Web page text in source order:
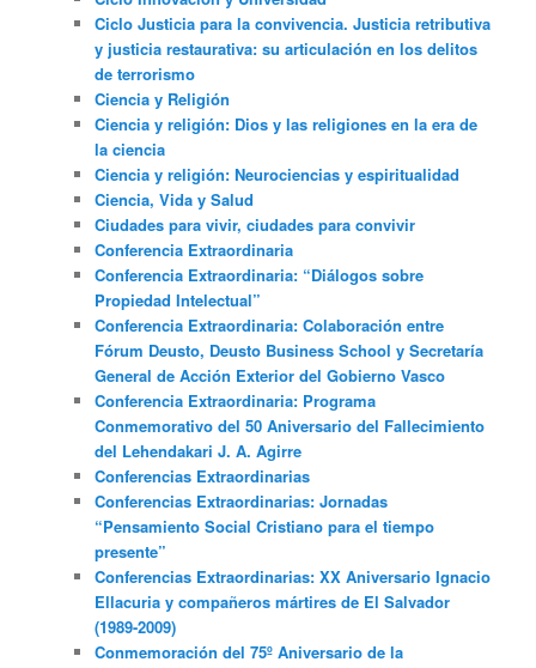
Ciclo Justicia para la convivencia. Justicia retributiva
y justicia restaurativa: su articulación en los delitos
de terrorismo
Ciencia y Religión
Ciencia y religión: Dios y las religiones en la era de
la ciencia
Ciencia y religión: Neurociencias y espiritualidad
Ciencia, Vida y Salud
Ciudades para vivir, ciudades para convivir
Conferencia Extraordinaria
Conferencia Extraordinaria: “Diálogos sobre
Propiedad Intelectual”
Conferencia Extraordinaria: Colaboración entre
Fórum Deusto, Deusto Business School y Secretaría
General de Acción Exterior del Gobierno Vasco
Conferencia Extraordinaria: Programa
Conmemorativo del 50 Aniversario del Fallecimiento
del Lehendakari J. A. Agirre
Conferencias Extraordinarias
Conferencias Extraordinarias: Jornadas
“Pensamiento Social Cristiano para el tiempo
presente”
Conferencias Extraordinarias: XX Aniversario Ignacio
Ellacuria y compañeros mártires de El Salvador
(1989-2009)
Conmemoración del 75º Aniversario de la